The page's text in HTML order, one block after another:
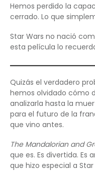
Hemos perdido la
cerrado. Lo que
Star Wars no nació
esta película lo
Quizás el verdadero
hemos olvidado cómo
analizarla hasta la
para el futuro de la
que vino antes.
The Mandalorian and
que es. Es divertida. Es
que hizo especial a